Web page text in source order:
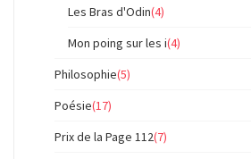
Les Bras d'Odin(4)
Mon poing sur les i(4)
Philosophie(5)
Poésie(17)
Prix de la Page 112(7)